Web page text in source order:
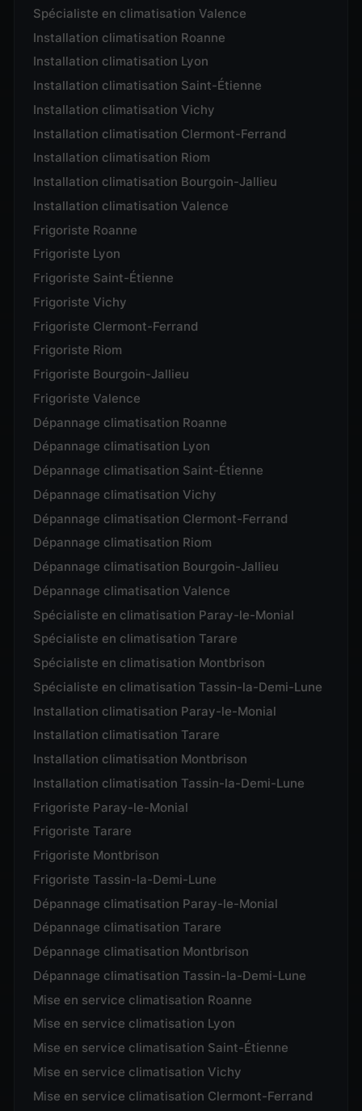
Spécialiste en climatisation Valence
Installation climatisation Roanne
Installation climatisation Lyon
Installation climatisation Saint-Étienne
Installation climatisation Vichy
Installation climatisation Clermont-Ferrand
Installation climatisation Riom
Installation climatisation Bourgoin-Jallieu
Installation climatisation Valence
Frigoriste Roanne
Frigoriste Lyon
Frigoriste Saint-Étienne
Frigoriste Vichy
Frigoriste Clermont-Ferrand
Frigoriste Riom
Frigoriste Bourgoin-Jallieu
Frigoriste Valence
Dépannage climatisation Roanne
Dépannage climatisation Lyon
Dépannage climatisation Saint-Étienne
Dépannage climatisation Vichy
Dépannage climatisation Clermont-Ferrand
Dépannage climatisation Riom
Dépannage climatisation Bourgoin-Jallieu
Dépannage climatisation Valence
Spécialiste en climatisation Paray-le-Monial
Spécialiste en climatisation Tarare
Spécialiste en climatisation Montbrison
Spécialiste en climatisation Tassin-la-Demi-Lune
Installation climatisation Paray-le-Monial
Installation climatisation Tarare
Installation climatisation Montbrison
Installation climatisation Tassin-la-Demi-Lune
Frigoriste Paray-le-Monial
Frigoriste Tarare
Frigoriste Montbrison
Frigoriste Tassin-la-Demi-Lune
Dépannage climatisation Paray-le-Monial
Dépannage climatisation Tarare
Dépannage climatisation Montbrison
Dépannage climatisation Tassin-la-Demi-Lune
Mise en service climatisation Roanne
Mise en service climatisation Lyon
Mise en service climatisation Saint-Étienne
Mise en service climatisation Vichy
Mise en service climatisation Clermont-Ferrand